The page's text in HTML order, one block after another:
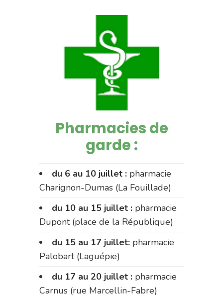
Pharmacies de
garde :
du 6 au 10 juillet : pharmacie
Charignon-Dumas (La Fouillade)
du 10 au 15 juillet : pharmacie
Dupont (place de la République)
du 15 au 17 juillet: pharmacie
Palobart (Laguépie)
du 17 au 20 juillet : pharmacie
Carnus (rue Marcellin-Fabre)